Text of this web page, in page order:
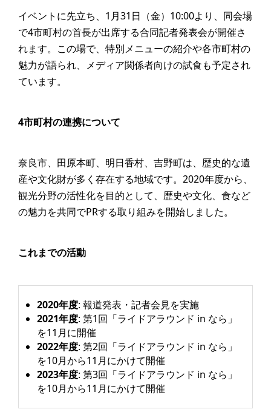
イベントに先立ち、1月31日（金）10:00より、同会場
で4市町村の首長が出席する合同記者発表会が開催さ
れます。この場で、特別メニューの紹介や各市町村の
魅力が語られ、メディア関係者向けの試食も予定され
ています。
4市町村の連携について
奈良市、田原本町、明日香村、吉野町は、歴史的な遺
産や文化財が多く存在する地域です。2020年度から、
観光分野の活性化を目的として、歴史や文化、食など
の魅力を共同でPRする取り組みを開始しました。
これまでの活動
2020年度: 報道発表・記者会見を実施
2021年度: 第1回「ライドアラウンド in なら」
を11月に開催
2022年度: 第2回「ライドアラウンド in なら」
を10月から11月にかけて開催
2023年度: 第3回「ライドアラウンド in なら」
を10月から11月にかけて開催